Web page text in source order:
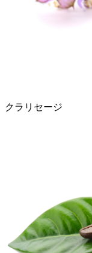
クラリセージ